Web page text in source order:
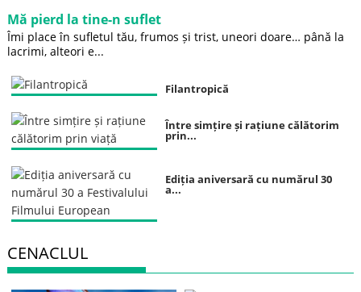
Mă pierd la tine-n suflet
Îmi place în sufletul tău, frumos și trist, uneori doare… până la
lacrimi, alteori e...
Filantropică
Între simțire și rațiune călătorim
prin...
Ediția aniversară cu numărul 30
a...
CENACLUL